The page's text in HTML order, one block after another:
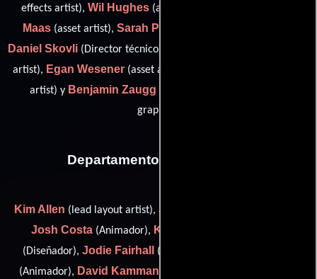
effects artist), Wil Hughes(asset artist),
Maas(asset artist), Sarah Pennell
Daniel Skovli(Director técnico),
artist), Egan Wesener (asset artist / lighting and compositing
artist) y Benjamin Zaugg
graphics)
Departamento de animación
Kim Allen (lead layout artist), Jordan Burgess
Josh Costa (Animador), Kennedy Kioa Faimanifo
(Diseñador), Jodie Fairhall (Animador),
(Animador), David Kammann